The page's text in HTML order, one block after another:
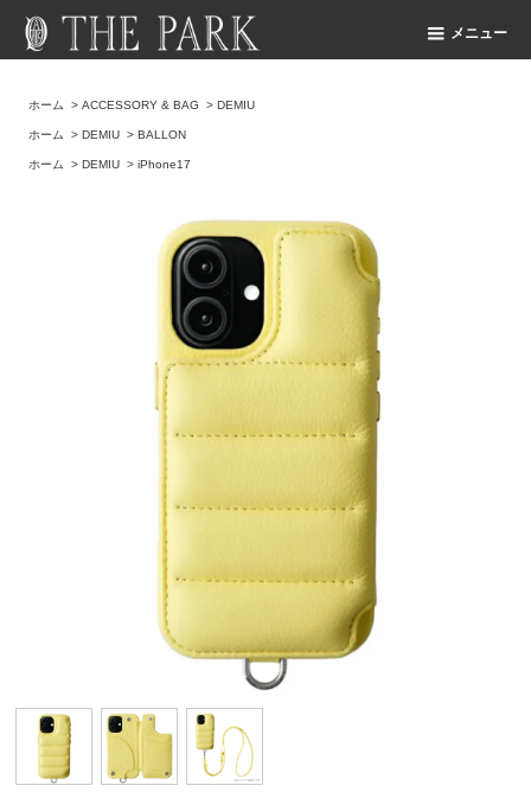
メニュー
ホーム >ACCESSORY & BAG >DEMIU
ホーム >DEMIU >BALLON
ホーム >DEMIU >iPhone17